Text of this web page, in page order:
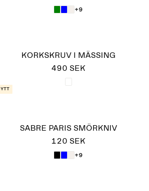
+9
KORKSKRUV I MÄSSING
490 SEK
SABRE PARIS SMÖRKNIV
120 SEK
+9